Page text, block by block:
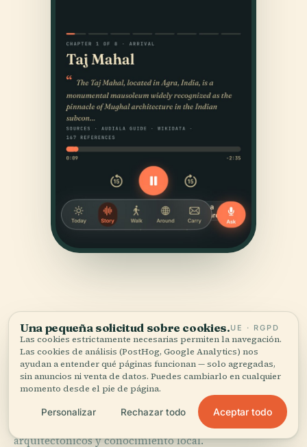
FUENTES
Verificado,y a la vista.
Investigado y redactado por el equipo editorial de
Audiala a partir de registros históricos, archivos
arquitectónicos y conocimiento local.
Una pequeña solicitud sobre cookies.UE · RGPD
Las cookies estrictamente necesarias permiten la navegación.
Las cookies de análisis (PostHog, Google Analytics) nos
ayudan a entender qué páginas funcionan — solo agregadas,
sin anuncios ni venta de datos. Puedes cambiarlo en cualquier
momento desde el pie de página.
Personalizar Rechazar todo Aceptar todo